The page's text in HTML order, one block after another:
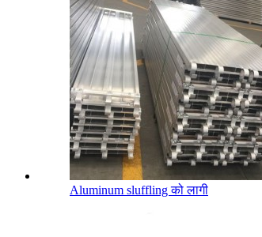
Aluminum sluffling को लागी